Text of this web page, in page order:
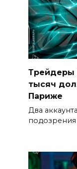
Трейдеры
тысяч
Париже
Два
подозрения